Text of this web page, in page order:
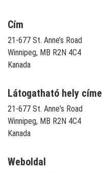
Cím
21-677 St. Anne’s Road
Winnipeg, MB R2N 4C4
Kanada
Látogatható hely címe
21-677 St. Anne's Road
Winnipeg, MB R2N 4C4
Kanada
Weboldal